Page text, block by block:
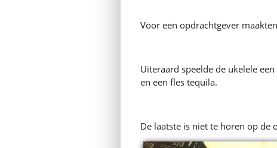
Voor een opdrachtgever
Uiteraard speelde de ukelele
en een fles tequila.
De laatste is niet te horen op de